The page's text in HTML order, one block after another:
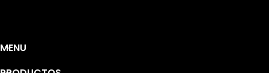
MENU